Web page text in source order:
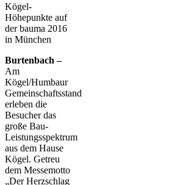
Kögel-
Höhepunkte auf
der bauma 2016
in München
Burtenbach –
Am
Kögel/Humbaur
Gemeinschaftsstand
erleben die
Besucher das
große Bau-
Leistungsspektrum
aus dem Hause
Kögel. Getreu
dem Messemotto
„Der Herzschlag